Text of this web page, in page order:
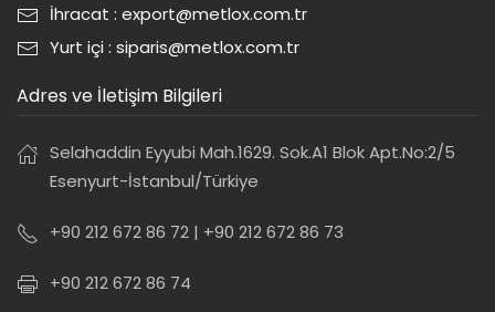
İhracat : export@metlox.com.tr
Yurt içi : siparis@metlox.com.tr
Adres ve İletişim Bilgileri
Selahaddin Eyyubi Mah.1629. Sok.A1 Blok Apt.No:2/5
Esenyurt-İstanbul/Türkiye
+90 212 672 86 72 | +90 212 672 86 73
+90 212 672 86 74